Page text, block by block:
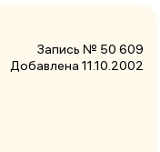
Запись № 50 609
Добавлена 11.10.2002